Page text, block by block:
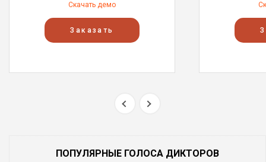
Скачать демо
Заказать
ПОПУЛЯРНЫЕ ГОЛОСА ДИКТОРОВ